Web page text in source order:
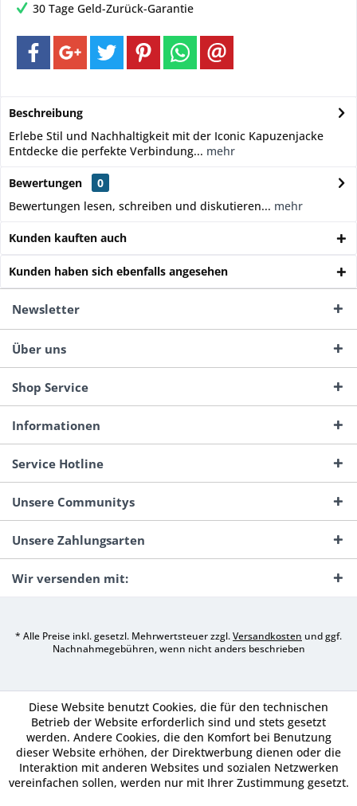
30 Tage Geld-Zurück-Garantie
Beschreibung
Erlebe Stil und Nachhaltigkeit mit der Iconic Kapuzenjacke
Entdecke die perfekte Verbindung... mehr
Bewertungen
0
Bewertungen lesen, schreiben und diskutieren... mehr
Kunden kauften auch
Kunden haben sich ebenfalls angesehen
Newsletter
Über uns
Shop Service
Informationen
Service Hotline
Unsere Communitys
Unsere Zahlungsarten
Wir versenden mit:
* Alle Preise inkl. gesetzl. Mehrwertsteuer zzgl.Versandkosten und ggf.
Nachnahmegebühren, wenn nicht anders beschrieben
Diese Website benutzt Cookies, die für den technischen
Betrieb der Website erforderlich sind und stets gesetzt
werden. Andere Cookies, die den Komfort bei Benutzung
dieser Website erhöhen, der Direktwerbung dienen oder die
Interaktion mit anderen Websites und sozialen Netzwerken
vereinfachen sollen, werden nur mit Ihrer Zustimmung gesetzt.